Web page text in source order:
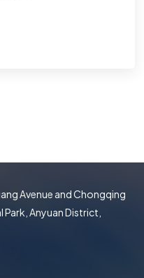
Avenue and Chongqing
Anyuan District,